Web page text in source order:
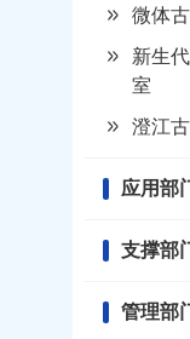
微体
新生
室
澄江
应用部
支撑部
管理部